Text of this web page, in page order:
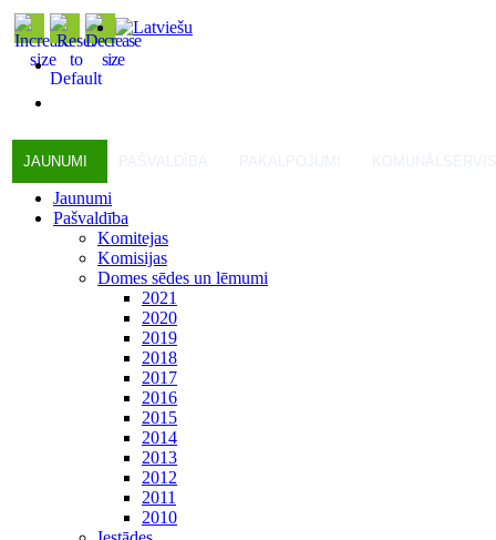
JAUNUMI
Jaunumi
Pašvaldība
Komitejas
Komisijas
Domes sēdes un lēmumi
2021
2020
2019
2018
2017
2016
2015
2014
2013
2012
2011
2010